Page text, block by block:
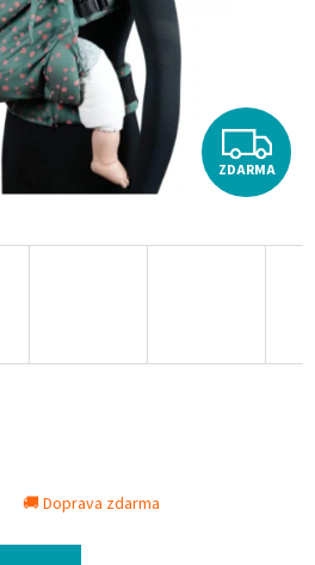
Z
D
A
ZDARMA
🚚 Doprava zdarma